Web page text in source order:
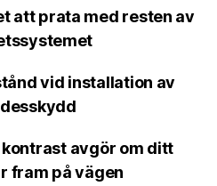
att prata med resten av
vid installation av
avgör om ditt
fram på vägen